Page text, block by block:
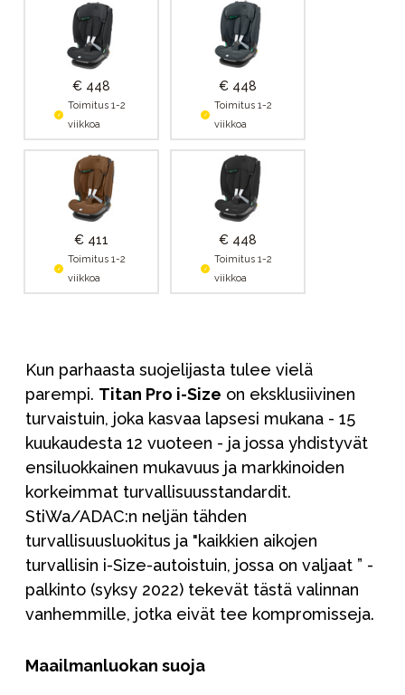
€ 448
Toimitus 1-2
viikkoa
€ 448
Toimitus 1-2
viikkoa
€ 411
Toimitus 1-2
viikkoa
€ 448
Toimitus 1-2
viikkoa
Kun parhaasta suojelijasta tulee vielä
parempi. Titan Pro i-Size on eksklusiivinen
turvaistuin, joka kasvaa lapsesi mukana - 15
kuukaudesta 12 vuoteen - ja jossa yhdistyvät
ensiluokkainen mukavuus ja markkinoiden
korkeimmat turvallisuusstandardit.
StiWa/ADAC:n neljän tähden
turvallisuusluokitus ja "kaikkien aikojen
turvallisin i-Size-autoistuin, jossa on valjaat ” -
palkinto (syksy 2022) tekevät tästä valinnan
vanhemmille, jotka eivät tee kompromisseja.
Maailmanluokan suoja